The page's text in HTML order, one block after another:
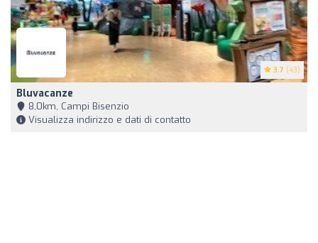
3.7 (43)
Bluvacanze
8,0km, Campi Bisenzio
Visualizza indirizzo e dati di contatto